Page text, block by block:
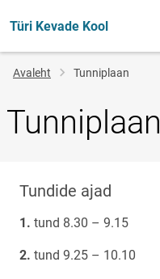
Türi Kevade Kool
Jälglink
Avaleht Tunniplaan
Tunniplaan
Tundide ajad
tund 8.30 – 9.15
tund 9.25 – 10.10